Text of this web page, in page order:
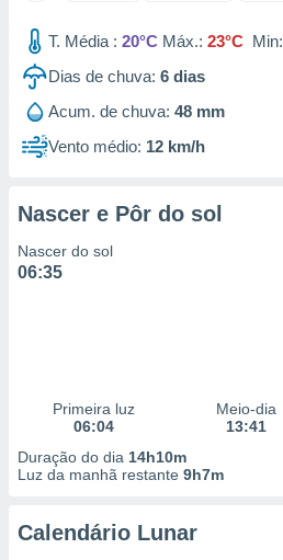
utilizar
criar
medir
da
medir o
fontes,
e melhorar
dados
T. Média : 20°C Máx.: 23°C Min:
Dias de chuva: 6 dias
Acum. de chuva: 48 mm
Vento médio: 12 km/h
Nascer e Pôr do sol
Nascer do sol
06:35
Primeira luz
06:04
Meio-dia
13:41
Duração do dia 14h10m
Luz da manhã restante 9h7m
Calendário Lunar